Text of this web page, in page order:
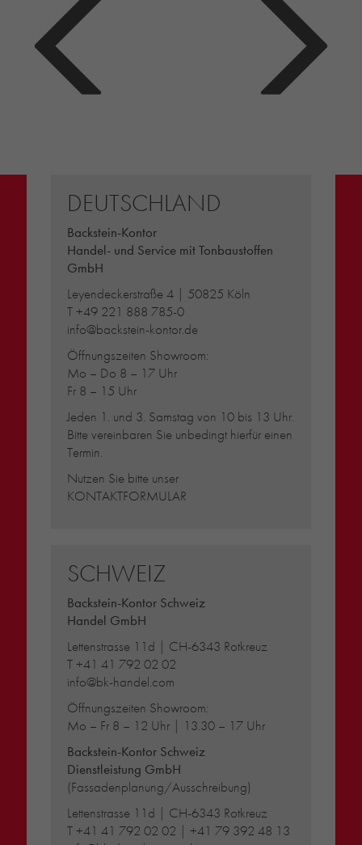
DEUTSCHLAND
Backstein-Kontor
Handel- und Service mit Tonbaustoffen
GmbH
Leyendeckerstraße 4 | 50825 Köln
T+49 221 888 785-0
info@backstein-kontor.de
Öffnungszeiten Showroom:
Mo – Do 8 – 17 Uhr
Fr 8 – 15 Uhr
Jeden 1. und 3. Samstag von 10 bis 13 Uhr.
Bitte vereinbaren Sie unbedingt hierfür einen
Termin.
Nutzen Sie bitte unser
KONTAKTFORMULAR
SCHWEIZ
Backstein-Kontor Schweiz
Handel GmbH
Lettenstrasse 11d | CH-6343 Rotkreuz
T+41 41 792 02 02
info@bk-handel.com
Öffnungszeiten Showroom:
Mo – Fr 8 – 12 Uhr | 13.30 – 17 Uhr
Backstein-Kontor Schweiz
Dienstleistung GmbH
(Fassadenplanung/Ausschreibung)
Lettenstrasse 11d | CH-6343 Rotkreuz
T+41 41 792 02 02 |+41 79 392 48 13